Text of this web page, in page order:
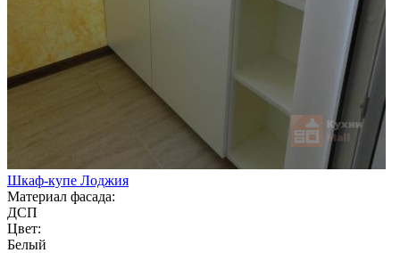
Шкаф-купе Лоджия
Материал фасада:
ДСП
Цвет:
Белый